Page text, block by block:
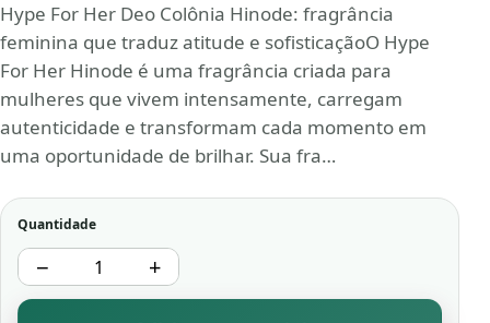
Hype For Her Deo Colônia Hinode: fragrância
feminina que traduz atitude e sofisticaçãoO Hype
For Her Hinode é uma fragrância criada para
mulheres que vivem intensamente, carregam
autenticidade e transformam cada momento em
uma oportunidade de brilhar. Sua fra…
Quantidade
− +